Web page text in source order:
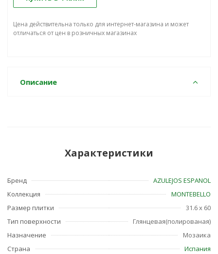
Цена действительна только для интернет-магазина и может
отличаться от цен в розничных магазинах
Описание
Характеристики
Бренд
AZULEJOS ESPANOL
Коллекция
MONTEBELLO
Размер плитки
31.6 x 60
Тип поверхности
Глянцевая(полированая)
Назначение
Мозаика
Страна
Испания